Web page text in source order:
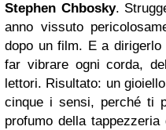
Stephen Chbosky.
anno vissuto
dopo un film. E a
far vibrare ogni corda,
lettori. Risultato: un
cinque i sensi, perché ti
profumo della